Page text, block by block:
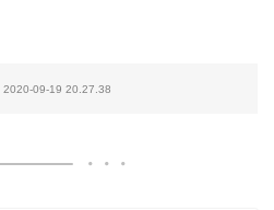
2020-09-19 20.27.38